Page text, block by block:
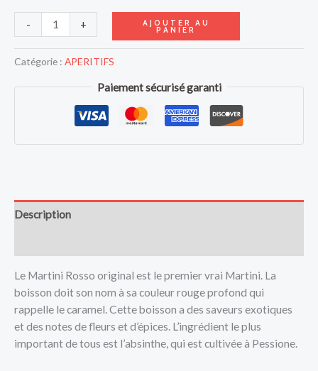
- + AJOUTER AU
PANIER
Catégorie : APERITIFS
Paiement sécurisé garanti
Description
Le Martini Rosso original est le premier vrai Martini. La
boisson doit son nom à sa couleur rouge profond qui
rappelle le caramel. Cette boisson a des saveurs exotiques
et des notes de fleurs et d’épices. L’ingrédient le plus
important de tous est l’absinthe, qui est cultivée à Pessione.